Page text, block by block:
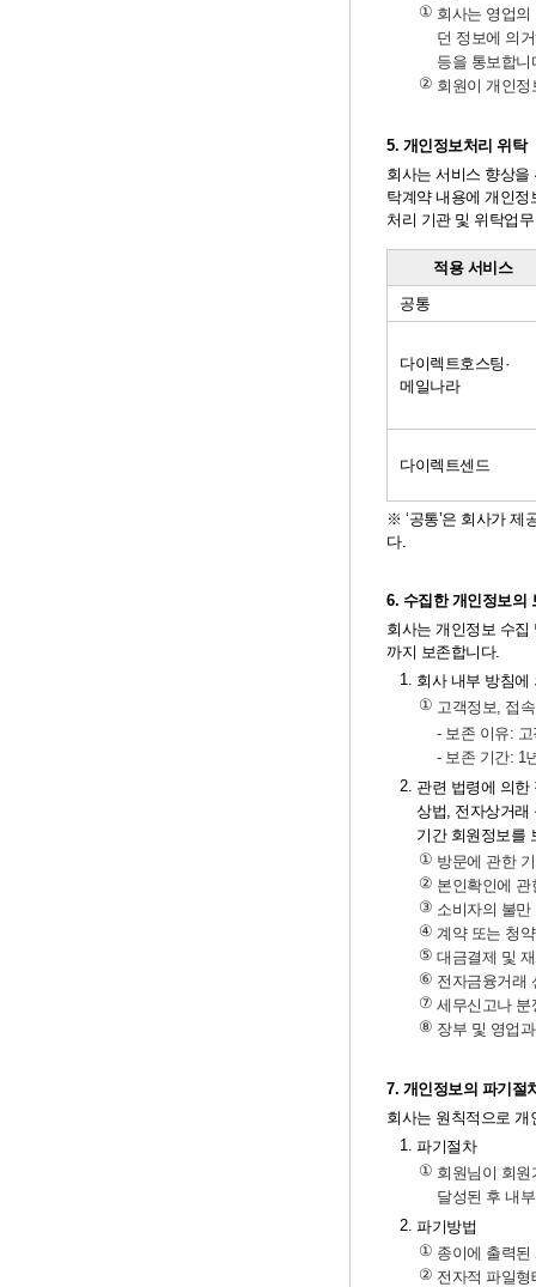
① 회사는 영업
던 정보에 의
등을 통보합니
② 회원이 개인
5. 개인정보처리 위탁
회사는 서비스 향상
탁계약 내용에 개인
처리 기관 및 위탁업
적용 서비스
공통
다이렉트호스팅·
메일나라
다이렉트센드
※ ‘공통’은 회사가 제
다.
6. 수집한 개인정보의
회사는 개인정보 수
까지 보존합니다.
1. 회사 내부 방침에
① 고객정보, 접
- 보존 이유:
- 보존 기간: 1
2. 관련 법령에 의한
상법, 전자상거래
기간 회원정보를
① 방문에 관한
② 본인확인에 관
③ 소비자의 불
④ 계약 또는 청
⑤ 대금결제 및
⑥ 전자금융거래
⑦ 세무신고나 분
⑧ 장부 및 영업
7. 개인정보의 파기절
회사는 원칙적으로
1. 파기절차
① 회원님이 회
달성된 후 내
2. 파기방법
① 종이에 출력
② 전자적 파일